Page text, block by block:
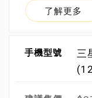
了解更多
三